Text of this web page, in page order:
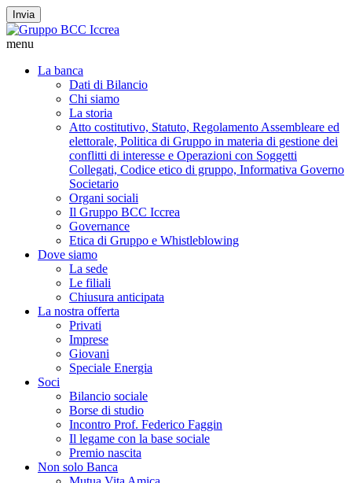
Invia
menu
La banca
Dati di Bilancio
Chi siamo
La storia
Atto costitutivo, Statuto, Regolamento Assembleare ed
elettorale, Politica di Gruppo in materia di gestione dei
conflitti di interesse e Operazioni con Soggetti
Collegati, Codice etico di gruppo, Informativa Governo
Societario
Organi sociali
Il Gruppo BCC Iccrea
Governance
Etica di Gruppo e Whistleblowing
Dove siamo
La sede
Le filiali
Chiusura anticipata
La nostra offerta
Privati
Imprese
Giovani
Speciale Energia
Soci
Bilancio sociale
Borse di studio
Incontro Prof. Federico Faggin
Il legame con la base sociale
Premio nascita
Non solo Banca